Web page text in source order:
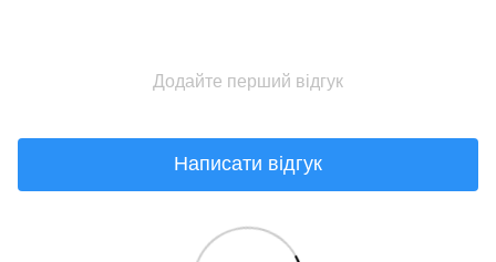
Додайте перший відгук
Написати відгук